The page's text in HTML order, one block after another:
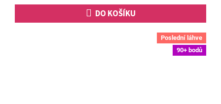
DO KOŠÍKU
Poslední láhve
90+ bodů